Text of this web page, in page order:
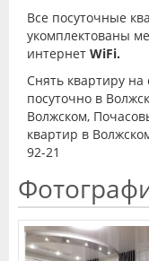
Все посуточные
укомплектованы
интернет WiFi.
Снять квартиру
посуточно в
Волжском,
квартир в
92-21